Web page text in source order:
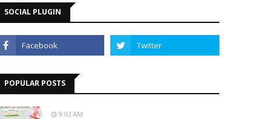
SOCIAL PLUGIN
POPULAR POSTS
9:02 AM